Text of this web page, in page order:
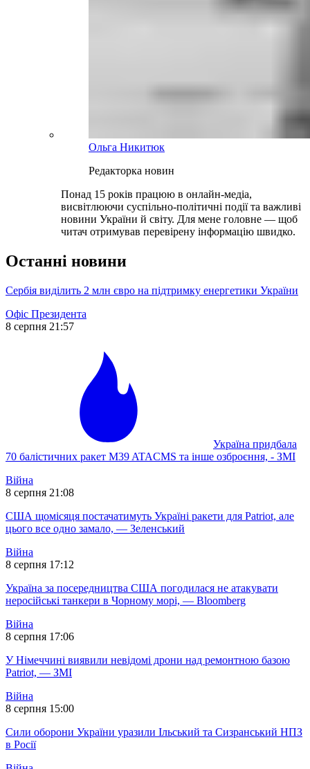
Ольга Никитюк
Редакторка новин
Понад 15 років працюю в онлайн-медіа,
висвітлюючи суспільно-політичні події та важливі
новини України й світу. Для мене головне — щоб
читач отримував перевірену інформацію швидко.
Останні новини
Сербія виділить 2 млн євро на підтримку енергетики України
Офіс Президента
8 серпня 21:57
Україна придбала
70 балістичних ракет M39 ATACMS та інше озброєння, - ЗМІ
Війна
8 серпня 21:08
США щомісяця постачатимуть Україні ракети для Patriot, але
цього все одно замало, — Зеленський
Війна
8 серпня 17:12
Україна за посередництва США погодилася не атакувати
неросійські танкери в Чорному морі, — Bloomberg
Війна
8 серпня 17:06
У Німеччині виявили невідомі дрони над ремонтною базою
Patriot, — ЗМІ
Війна
8 серпня 15:00
Сили оборони України уразили Ільський та Сизранський НПЗ
в Росії